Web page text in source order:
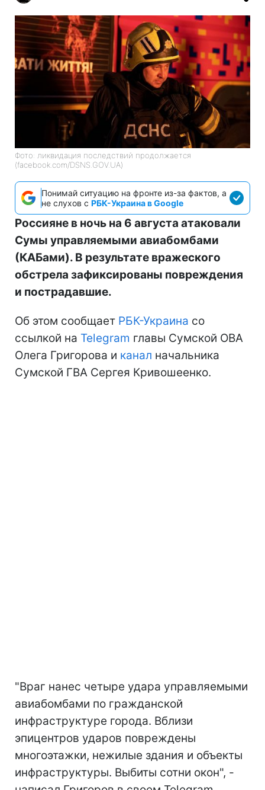
Фото: ликвидация последствий продолжается
(facebook.com/DSNS.GOV.UA)
Понимай ситуацию на фронте из-за фактов, а
не слухов с РБК-Украина в Google
Россияне в ночь на 6 августа атаковали
Сумы управляемыми авиабомбами
(КАБами). В результате вражеского
обстрела зафиксированы повреждения
и пострадавшие.
Об этом сообщает РБК-Украина со
ссылкой на Telegram главы Сумской ОВА
Олега Григорова и канал начальника
Сумской ГВА Сергея Кривошеенко.
"Враг нанес четыре удара управляемыми
авиабомбами по гражданской
инфраструктуре города. Вблизи
эпицентров ударов повреждены
многоэтажки, нежилые здания и объекты
инфраструктуры. Выбиты сотни окон", -